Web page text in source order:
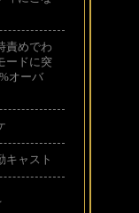
責めでわ
ードに突
オーバ
キャスト